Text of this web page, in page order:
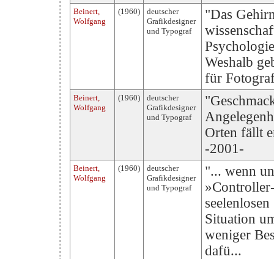
Beinert,
Wolfgang
(1960)
deutscher
Grafikdesigner
und Typograf
"Das
Weshalb
für
Beinert,
Wolfgang
(1960)
deutscher
Grafikdesigner
und Typograf
Orten fällt
-2001-
Beinert,
Wolfgang
(1960)
deutscher
Grafikdesigner
und Typograf
"... wenn
Situation
weniger
dafü...